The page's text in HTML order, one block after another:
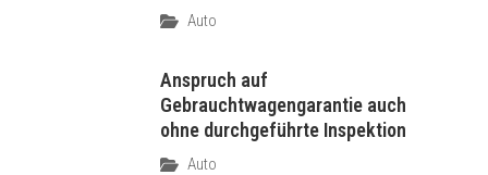
Auto
Anspruch auf
Gebrauchtwagengarantie auch
ohne durchgeführte Inspektion
Auto